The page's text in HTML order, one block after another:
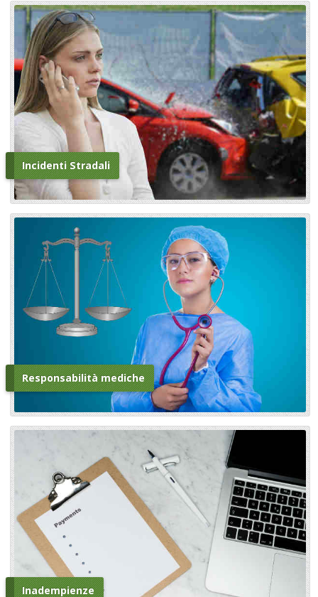
Incidenti Stradali
Responsabilità mediche
Inadempienze